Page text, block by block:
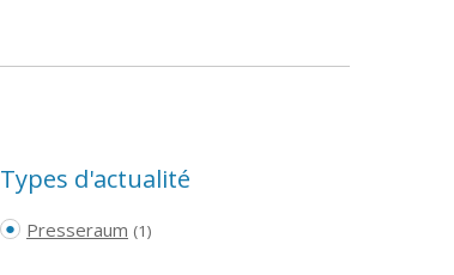
Types d'actualité
Presseraum (1)